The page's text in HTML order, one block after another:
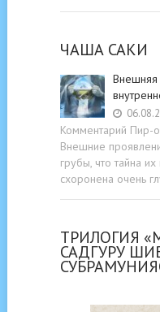
ЧАША САКИ
Внешняя
Комментарий Пир-
Внешние
грубы, что тайна
схоронена очень
ТРИЛОГИЯ
САДГУРУ